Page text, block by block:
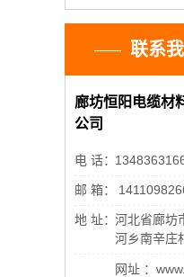
联系
廊坊恒阳电缆材
公司
电 话：
邮 箱：
地 址：河北省廊坊
河乡南辛庄
网址 ：